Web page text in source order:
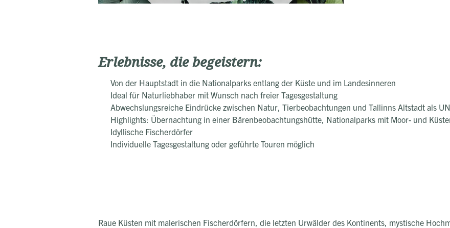
Erlebnisse, die begeistern:
Von der Hauptstadt in die Nationalparks entlang der Küste und im Landesinneren
Ideal für Naturliebhaber mit Wunsch nach freier Tagesgestaltung
Abwechslungsreiche Eindrücke zwischen Natur, Tierbeobachtungen und Tallinns Altstadt als
Highlights: Übernachtung in einer Bärenbeobachtungshütte, Nationalparks mit Moor- und
Idyllische Fischerdörfer
Individuelle Tagesgestaltung oder geführte Touren möglich
Raue Küsten mit malerischen Fischerdörfern, die letzten Urwälder des Kontinents, mystische